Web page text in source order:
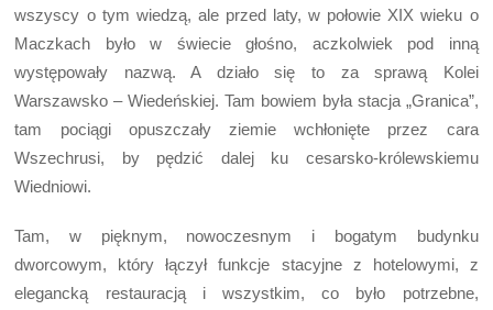
wszyscy o tym wiedzą, ale przed laty, w połowie XIX wieku o
Maczkach było w świecie głośno, aczkolwiek pod inną
występowały nazwą. A działo się to za sprawą Kolei
Warszawsko – Wiedeńskiej. Tam bowiem była stacja „Granica”,
tam pociągi opuszczały ziemie wchłonięte przez cara
Wszechrusi, by pędzić dalej ku cesarsko-królewskiemu
Wiedniowi.
Tam, w pięknym, nowoczesnym i bogatym budynku
dworcowym, który łączył funkcje stacyjne z hotelowymi, z
elegancką restauracją i wszystkim, co było potrzebne,